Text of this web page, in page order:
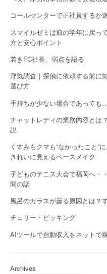
コールセンターで正社員するか
スマイルゼミは前の学年に戻っ
方と安心ポイント
若きFC社長、弱点を語る
浮気調査｜探偵に依頼する前に
選び方
手持ちが少ない場合であっても…
チャットレディの業務内容とは
説
くすみもクマも“なかったこと”
きれいに見えるベースメイク
子どものテニス大会で福岡へ・
間の話
風呂のガラスが曇る原因とは？
チェリー・ピッキング
AIツールで自動収入をネットで
Archives